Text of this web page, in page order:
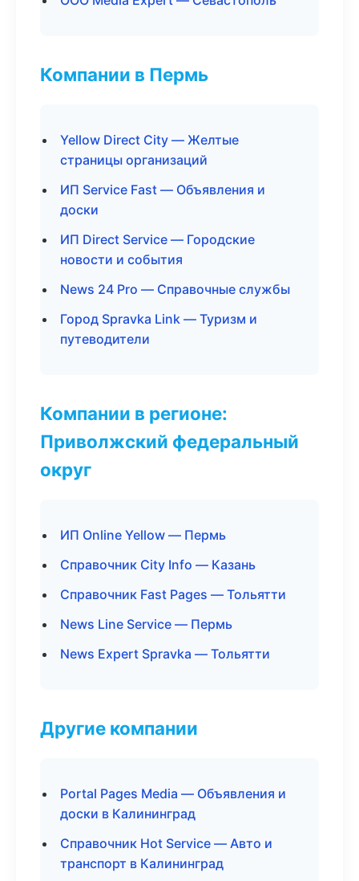
Компании в Пермь
Yellow Direct City — Желтые
страницы организаций
ИП Service Fast — Объявления и
доски
ИП Direct Service — Городские
новости и события
News 24 Pro — Справочные службы
Город Spravka Link — Туризм и
путеводители
Компании в регионе:
Приволжский федеральный
округ
ИП Online Yellow — Пермь
Справочник City Info — Казань
Справочник Fast Pages — Тольятти
News Line Service — Пермь
News Expert Spravka — Тольятти
Другие компании
Portal Pages Media — Объявления и
доски в Калининград
Справочник Hot Service — Авто и
транспорт в Калининград